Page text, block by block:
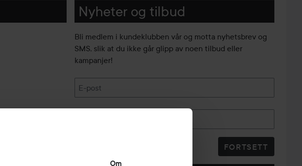
Om
Nyheter og tilbud
Bli medlem i kundeklubben vår og motta nyhetsbrev og
SMS, slik at du ikke går glipp av noen tilbud eller
kampanjer!
E-post
FORTSETT